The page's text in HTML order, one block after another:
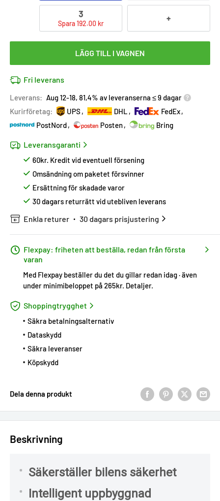
3
Spara 192.00 kr +
LÄGG TILL I VAGNEN
Fri leverans
Leverans: Aug 12-18, 81,4% av leveranserna ≤ 9 dagar
Kurirföretag:
UPS DHL
FedEx
PostNord
Posten Bring
Leveransgaranti
60kr. Kredit vid eventuell försening
Omsändning om paketet försvinner
Ersättning för skadade varor
30 dagars returrätt vid utebliven leverans
Enkla returer 30 dagars prisjustering
Flexpay: friheten att beställa, redan från första
varan
Med Flexpay beställer du det du gillar redan idag · även
under minimibeloppet på 265kr. Detaljer.
Shoppingtrygghet
Säkra betalningsalternativ
Dataskydd
Säkra leveranser
Köpskydd
Dela denna produkt
Beskrivning
Säkerställer bilens säkerhet
Intelligent uppbyggnad